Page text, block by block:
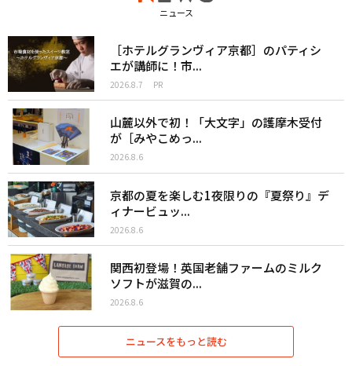
ニュース
［ホテルグランヴィア京都］のパティシ
エが講師に！市...
2026.8.7 PR
山麓以外で初！「大文字」の護摩木受付
が［みやこめっ...
2026.8.6
京都の夏を楽しむ1夜限りの『夏祭り』デ
ィナービュッ...
2026.8.6
関西初登場！英国老舗ファームのミルク
ソフトが滋賀の...
2026.8.6
ニュースをもっと読む